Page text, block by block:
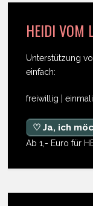
HEIDI VOM
Unterstützung
einfach:
freiwillig |
♡ Ja, ich
Ab 1,- Euro für